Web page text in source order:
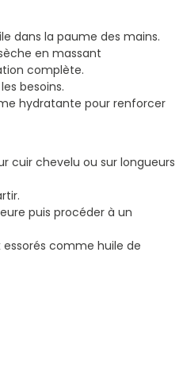
dans la paume des mains.
en massant
complète.
besoins.
hydratante pour renforcer
cuir chevelu ou sur longueurs
puis procéder à un
comme huile de